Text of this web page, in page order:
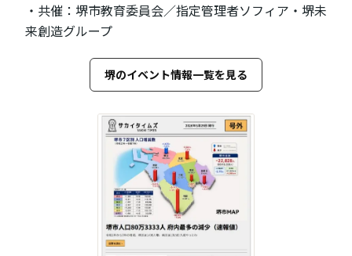
・共催：堺市教育委員会／指定管理者ソフィア・堺未
来創造グループ
堺のイベント情報一覧を見る